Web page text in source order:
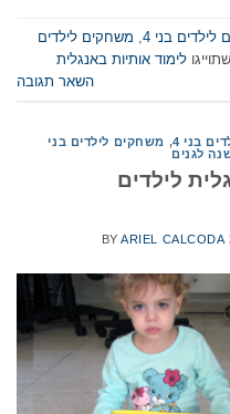
בני 4
משחקים לילדים
לימוד אותיות באנגלית
השאר תגובה
בני 4 , משחקים לילדים בני
לגנים
לילדים
BYARIEL CALCODA